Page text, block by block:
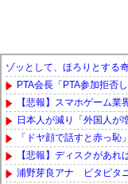
ゾッとして、ほろりとする
PTA会長「PTA参加拒否
【悲報】スマホゲーム
日本人が減り「外国人が
「ドヤ顔で話すと赤っ
【悲報】ディスクがあ
浦野芽良アナ ピタピタ